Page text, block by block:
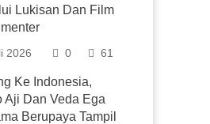
Lukisan Dan Film
2026 0 61
Ke Indonesia,
Aji Dan Veda Ega
Berupaya Tampil